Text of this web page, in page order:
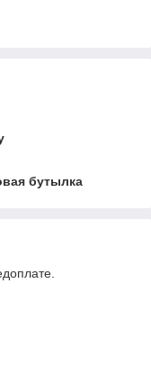
бутылка